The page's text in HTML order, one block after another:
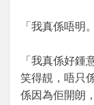
「我真係唔明
「我真係好
笑得靚，唔只
係因為佢開朗